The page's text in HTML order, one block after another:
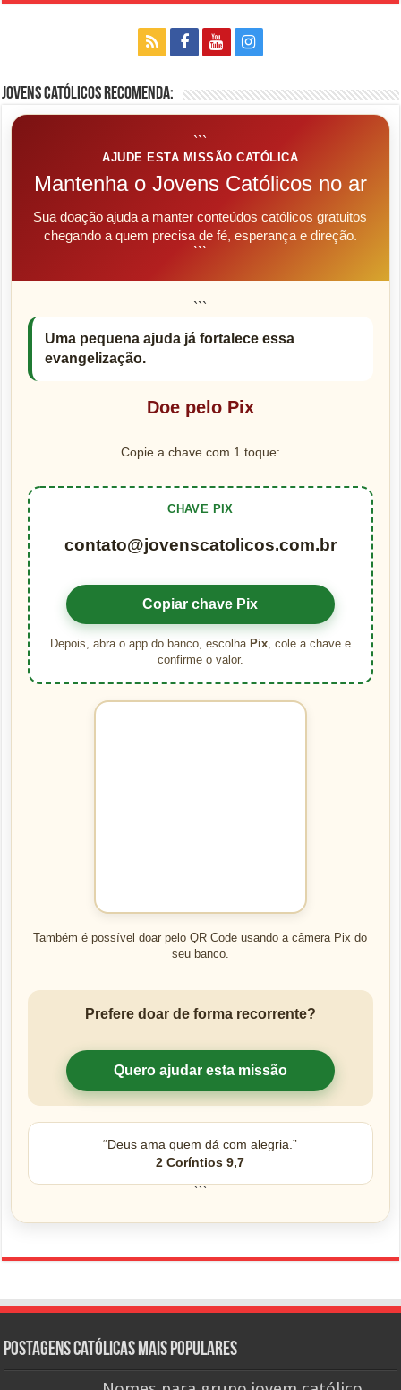
Jovens Católicos Recomenda:
```
AJUDE ESTA MISSÃO CATÓLICA
Mantenha o Jovens Católicos no ar
Sua doação ajuda a manter conteúdos católicos gratuitos
chegando a quem precisa de fé, esperança e direção.
```
```
Uma pequena ajuda já fortalece essa
evangelização.
Doe pelo Pix
Copie a chave com 1 toque:
CHAVE PIX
contato@jovenscatolicos.com.br
Copiar chave Pix
Depois, abra o app do banco, escolha Pix, cole a chave e
confirme o valor.
Também é possível doar pelo QR Code usando a câmera Pix do
seu banco.
Prefere doar de forma recorrente?
Quero ajudar esta missão
“Deus ama quem dá com alegria.”
2 Coríntios 9,7
```
Postagens católicas mais Populares